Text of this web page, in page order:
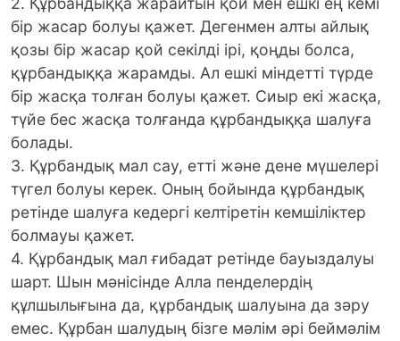
бір жасар болуы қажет. Дегенмен алты айлық
қозы бір жасар қой секілді ірі, қоңды болса,
құрбандыққа жарамды. Ал ешкі міндетті түрде
бір жасқа толған болуы қажет. Сиыр екі жасқа,
түйе бес жасқа толғанда құрбандыққа шалуға
болады.
3. Құрбандық мал сау, етті және дене мүшелері
түгел болуы керек. Оның бойында құрбандық
ретінде шалуға кедергі келтіретін кемшіліктер
болмауы қажет.
4. Құрбандық мал ғибадат ретінде бауыздалуы
шарт. Шын мәнісінде Алла пенделердің
құлшылығына да, құрбандық шалуына да зәру
емес. Құрбан шалудың бізге мәлім әрі беймәлім